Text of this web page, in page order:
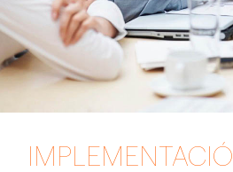
IMPLEMENTACIÓ I